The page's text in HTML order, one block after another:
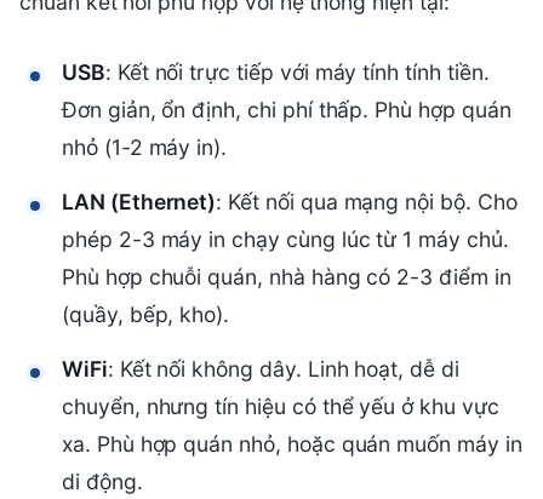
USB: Kết nối trực tiếp với máy tính tính tiền.
Đơn giản, ổn định, chi phí thấp. Phù hợp quán
nhỏ (1-2 máy in).
LAN (Ethernet): Kết nối qua mạng nội bộ. Cho
phép 2-3 máy in chạy cùng lúc từ 1 máy chủ.
Phù hợp chuỗi quán, nhà hàng có 2-3 điểm in
(quầy, bếp, kho).
WiFi: Kết nối không dây. Linh hoạt, dễ di
chuyển, nhưng tín hiệu có thể yếu ở khu vực
xa. Phù hợp quán nhỏ, hoặc quán muốn máy in
di động.